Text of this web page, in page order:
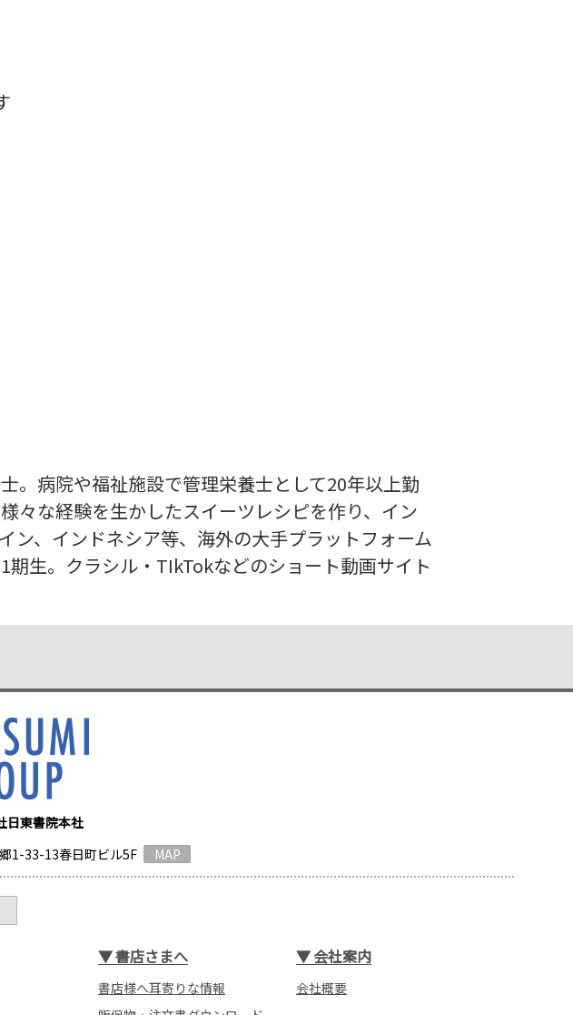
。病院や福祉施設で管理栄養士として20年以上勤
々な経験を生かしたスイーツレシピを作り、イン
ン、インドネシア等、海外の大手プラットフォーム
生。クラシル・TIkTokなどのショート動画サイト
東書院本社
1-33-13春日町ビル5F
MAP
▼書店さまへ
書店様へ耳寄りな情報
▼会社案内
会社概要